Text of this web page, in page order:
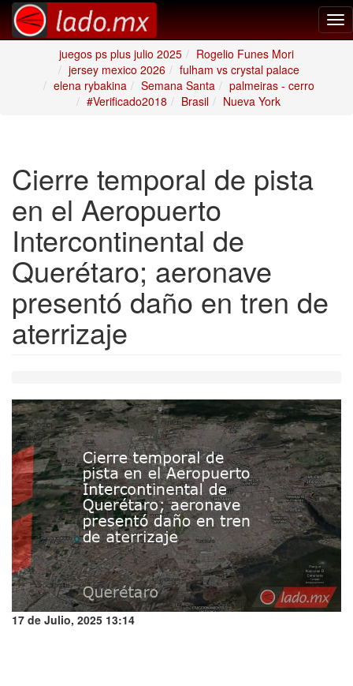
juegos ps plus julio 2025
Rogelio Funes Mori
jersey mexico 2026
fulham vs crystal palace
elena rybakina
Semana Santa
palmeiras - cerro
#Verificado2018
Brasil Nueva York
Cierre temporal de pista
en el Aeropuerto
Intercontinental de
Querétaro; aeronave
presentó daño en tren de
aterrizaje
17 de Julio, 2025 13:14